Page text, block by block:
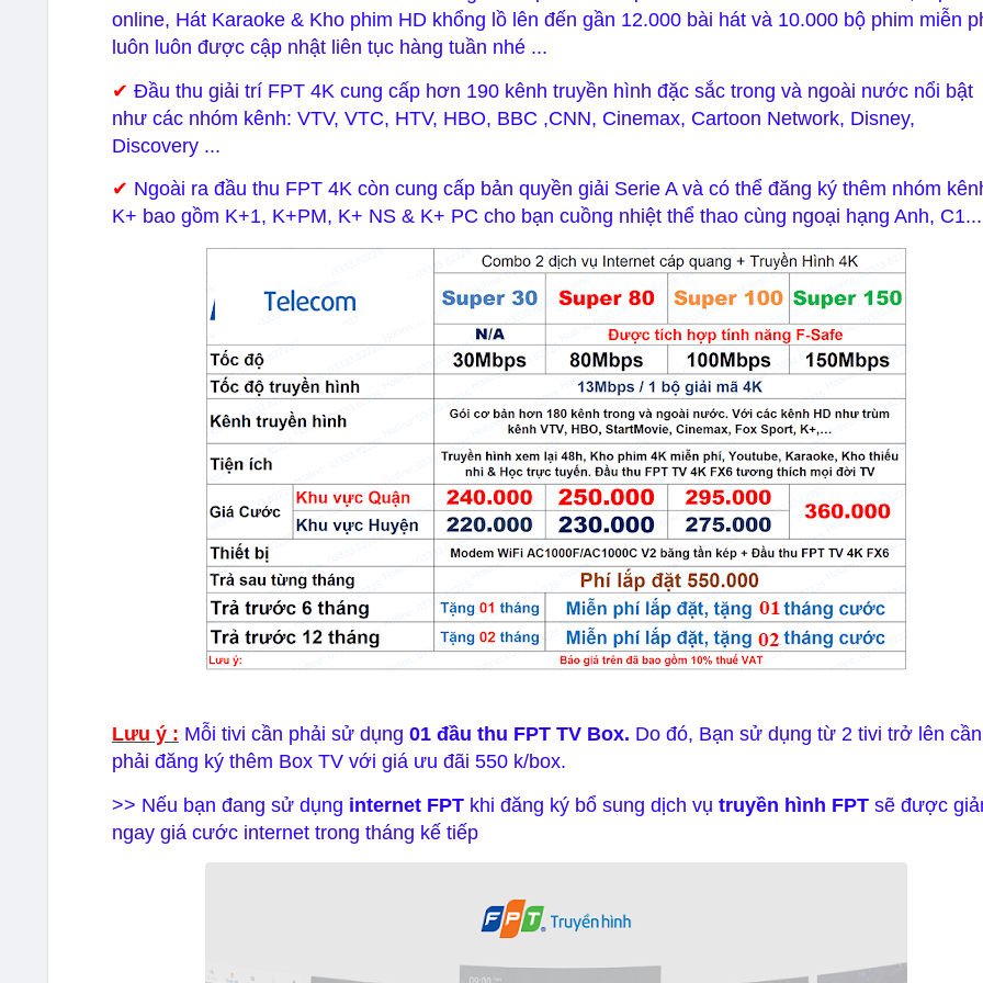
online, Hát Karaoke & Kho phim HD khổng lồ lên đến gần 12.000 bài hát và 10.000 bộ phim miễn
luôn luôn được cập nhật liên tục hàng tuần nhé ...
✔ Đầu thu giải trí FPT 4K cung cấp hơn 190 kênh truyền hình đặc sắc trong và ngoài nước nổi bật
như các nhóm kênh: VTV, VTC, HTV, HBO, BBC ,CNN, Cinemax, Cartoon Network, Disney,
Discovery ...
✔ Ngoài ra đầu thu FPT 4K còn cung cấp bản quyền giải Serie A và có thể đăng ký thêm nhóm
K+ bao gồm K+1, K+PM, K+ NS & K+ PC cho bạn cuồng nhiệt thể thao cùng ngoại hạng Anh, C1...
Lưu ý : Mỗi tivi cần phải sử dụng 01 đầu thu FPT TV Box. Do đó, Bạn sử dụng từ 2 tivi trở lên cần
phải đăng ký thêm Box TV với giá ưu đãi 550 k/box.
>> Nếu bạn đang sử dụng internet FPTkhi đăng ký bổ sung dịch vụ truyền hình FPTsẽ được
ngay giá cước internet trong tháng kế tiếp